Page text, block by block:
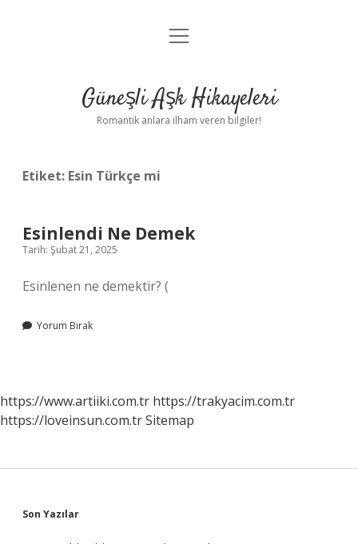
Anasayfa
Yasal Uyarı
menüyü
Güneşli Aşk Hikayeleri
Romantik anlara ilham veren bilgiler!
Etiket: Esin Türkçe mi
Esinlendi Ne Demek
Tarih: Şubat 21, 2025
Esinlenen ne demektir? (
Yorum Bırak
https://www.artiiki.com.tr https://trakyacim.com.tr
https://loveinsun.com.trSitemap
Sidebar
Son Yazılar